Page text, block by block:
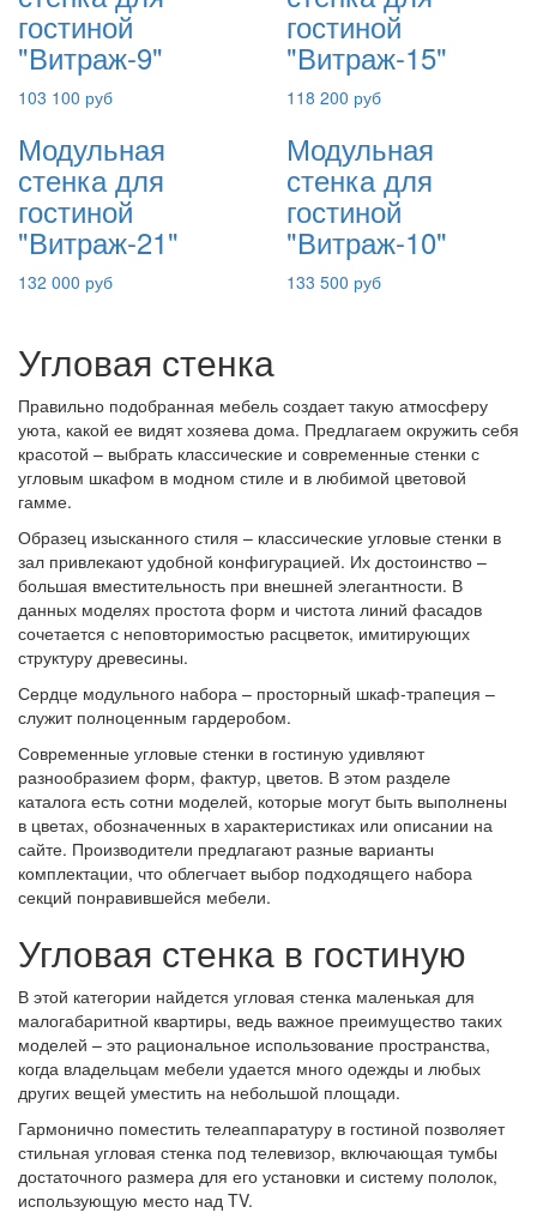
гостиной
"Витраж-9"
103 100 руб
гостиной
"Витраж-15"
118 200 руб
Модульная
стенка для
гостиной
"Витраж-21"
132 000 руб
Модульная
стенка для
гостиной
"Витраж-10"
133 500 руб
Угловая стенка
Правильно подобранная мебель создает такую атмосферу
уюта, какой ее видят хозяева дома. Предлагаем окружить себя
красотой – выбрать классические и современные стенки с
угловым шкафом в модном стиле и в любимой цветовой
гамме.
Образец изысканного стиля – классические угловые стенки в
зал привлекают удобной конфигурацией. Их достоинство –
большая вместительность при внешней элегантности. В
данных моделях простота форм и чистота линий фасадов
сочетается с неповторимостью расцветок, имитирующих
структуру древесины.
Сердце модульного набора – просторный шкаф-трапеция –
служит полноценным гардеробом.
Современные угловые стенки в гостиную удивляют
разнообразием форм, фактур, цветов. В этом разделе
каталога есть сотни моделей, которые могут быть выполнены
в цветах, обозначенных в характеристиках или описании на
сайте. Производители предлагают разные варианты
комплектации, что облегчает выбор подходящего набора
секций понравившейся мебели.
Угловая стенка в гостиную
В этой категории найдется угловая стенка маленькая для
малогабаритной квартиры, ведь важное преимущество таких
моделей – это рациональное использование пространства,
когда владельцам мебели удается много одежды и любых
других вещей уместить на небольшой площади.
Гармонично поместить телеаппаратуру в гостиной позволяет
стильная угловая стенка под телевизор, включающая тумбы
достаточного размера для его установки и систему пололок,
использующую место над TV.